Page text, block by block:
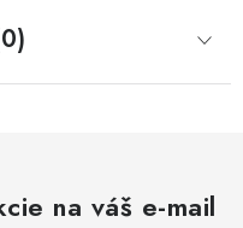
na váš e-mail